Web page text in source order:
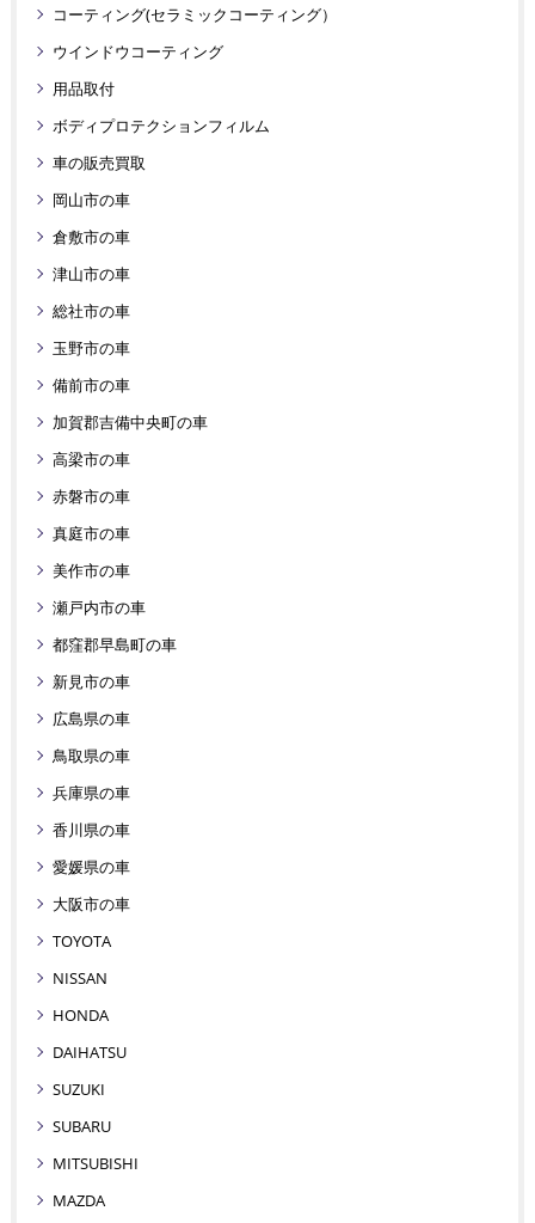
コーティング(セラミックコーティング）
ウインドウコーティング
用品取付
ボディプロテクションフィルム
車の販売買取
岡山市の車
倉敷市の車
津山市の車
総社市の車
玉野市の車
備前市の車
加賀郡吉備中央町の車
高梁市の車
赤磐市の車
真庭市の車
美作市の車
瀬戸内市の車
都窪郡早島町の車
新見市の車
広島県の車
鳥取県の車
兵庫県の車
香川県の車
愛媛県の車
大阪市の車
TOYOTA
NISSAN
HONDA
DAIHATSU
SUZUKI
SUBARU
MITSUBISHI
MAZDA